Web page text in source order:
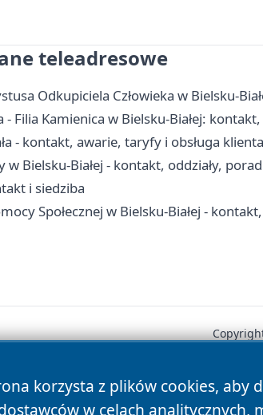
teleadresowe
Odkupiciela Człowieka w Bielsku-
- Filia Kamienica w Bielsku-Białej:
- kontakt, awarie, taryfy i obsługa klienta
w Bielsku-Białej - kontakt, oddziały,
i siedziba
Społecznej w Bielsku-Białej -
korzysta z plików cookies, aby
w celach
News